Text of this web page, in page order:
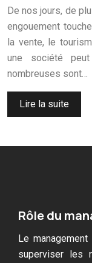
De nos jours, de
engouement
la vente, le
une société
nombreuses sont…
Lire la suite
Rôle du
Le
superviser les